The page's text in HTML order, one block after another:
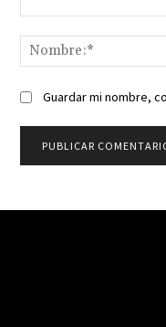
Guardar mi nombre,